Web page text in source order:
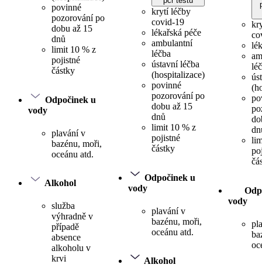
povinné
pozorování po
dobu až 15
dnů
limit 10 % z
pojistné
částky
Odpočinek u
vody
plavání v
bazénu, moři,
oceánu atd.
Alkohol
služba
výhradně v
případě
absence
alkoholu v
krvi
krytí léčby
covid-19
lékařská péče
ambulantní
léčba
ústavní léčba
(hospitalizace)
povinné
pozorování po
dobu až 15
dnů
limit 10 % z
pojistné
částky
Odpočinek u
vody
plavání v
bazénu, moři,
oceánu atd.
Alkohol
vody